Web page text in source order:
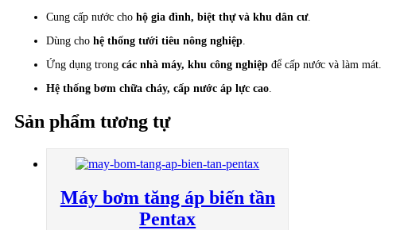
Cung cấp nước cho hộ gia đình, biệt thự và khu dân cư.
Dùng cho hệ thống tưới tiêu nông nghiệp
Ứng dụng trong các nhà máy, khu công nghiệp để cấp nước và làm mát.
Hệ thống bơm chữa cháy, cấp nước áp lực cao
Sản phẩm tương tự
Máy bơm tăng áp biến tần
Pentax